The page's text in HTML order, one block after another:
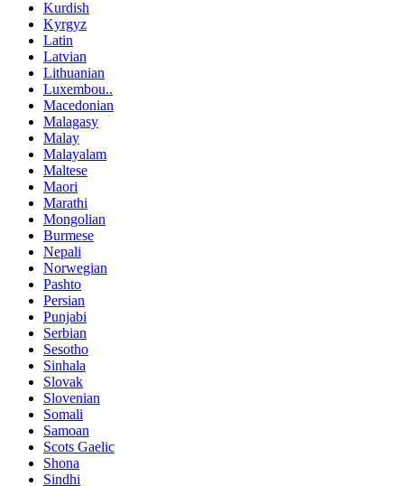
Kurdish
Kyrgyz
Latin
Latvian
Lithuanian
Luxembou..
Macedonian
Malagasy
Malay
Malayalam
Maltese
Maori
Marathi
Mongolian
Burmese
Nepali
Norwegian
Pashto
Persian
Punjabi
Serbian
Sesotho
Sinhala
Slovak
Slovenian
Somali
Samoan
Scots Gaelic
Shona
Sindhi